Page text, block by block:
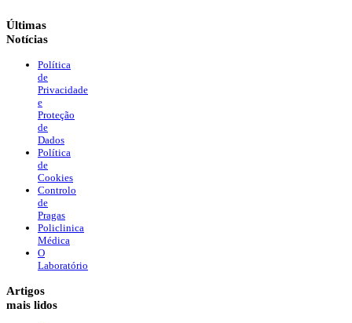
Últimas
Notícias
Política
de
Privacidade
e
Proteção
de
Dados
Política
de
Cookies
Controlo
de
Pragas
Policlinica
Médica
O
Laboratório
Artigos
mais lidos